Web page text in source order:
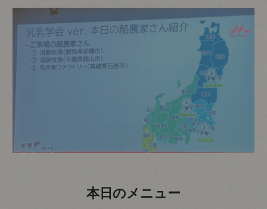
本日のメニュー